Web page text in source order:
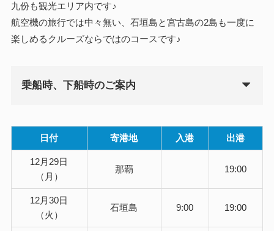
九份も観光エリア内です♪
航空機の旅行では中々無い、石垣島と宮古島の2島も一度に
楽しめるクルーズならではのコースです♪
乗船時、下船時のご案内
日付 寄港地 入港 出港
12月29日
（月）
那覇 19:00
12月30日
（火）
石垣島 9:00 19:00